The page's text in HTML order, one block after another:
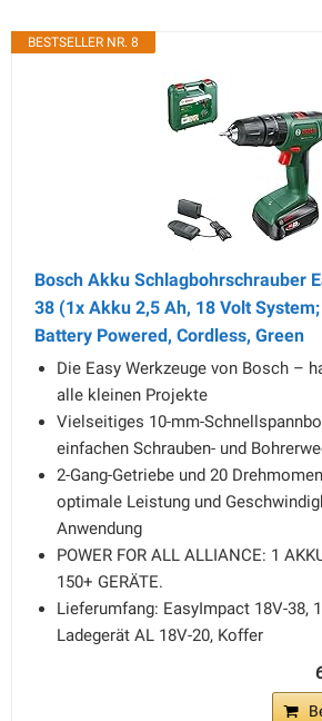
BESTSELLER NR. 8
Bosch Akku Schlagbohrschrauber
38 (1x Akku 2,5 Ah, 18 Volt
Battery Powered, Cordless, Green
Die Easy Werkzeuge von Bosch –
alle kleinen Projekte
Vielseitiges 10-mm-
einfachen Schrauben- und
2-Gang-Getriebe und 20
optimale Leistung und
Anwendung
POWER FOR ALL ALLIANCE: 1
150+ GERÄTE.​
Lieferumfang: EasyImpact 18V-38,
Ladegerät AL 18V-20, Koffer